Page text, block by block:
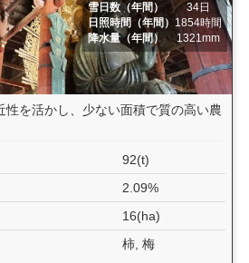
雪日数（年間）
34日
日照時間（年間） 1854時間
降水量（年間）
1321mm
性を活かし、少ない面積で質の高い農
92(t)
2.09%
16(ha)
柿, 梅